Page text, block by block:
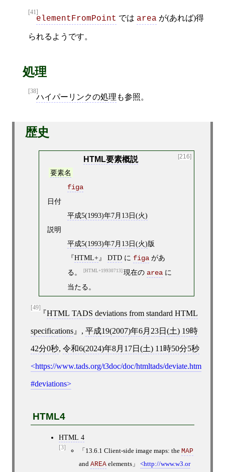
[41]
elementFromPoint では area が(あれば)得
られるようです。
処理
[38]
ハイパーリンクの処理 も参照。
歴史
[216]
HTML要素概説
要素名
figa
日付
平成5(1993)年7月13日(火)
説明
平成5(1993)年7月13日(火)版
HTML+
DTDに figa
る。
HTML+19930713 現在の area に
当たる。
[49]
HTML TADS deviations from standard HTML
specifications , 平成19(2007)年6月23日(土) 19時
42分0秒, 令和6(2024)年8月17日(土) 11時50分5秒
https://www.tads.org/t3doc/doc/htmltads/deviate.htm
#deviations
HTML4
[3]
HTML 4
13.6.1 Client-side image maps: the MAP
and AREAelements
http://www.w3.or